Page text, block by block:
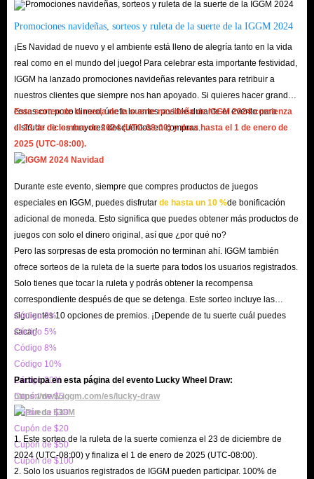
como Weber en Deadsville.
Limpieza de silos de seguridad : después de limpiar el silo de
seguridad de Sigma, recibirás 700 enlaces de energía, un mod de
armadura aleatorio y una fuente de polvo estelar como recompensa.
Human, a menudo recompensan a los jugadores victoriosos con una
gran cantidad de enlaces de energía.
Aunque los enlaces de energía son fáciles de obtener, si necesitas muchos
que compres enlaces de energía Once Human directamente en IGGM.com.
¿Por qué IGGM.com es tu primera opción para
comprar enlaces de energía Once Human?
Once Human. Con años de experiencia en servicios de juegos, podemos
ofrecer precios competitivos de enlaces de energía, entrega ultrarrápida y
servicios de soporte 24 horas al día, 7 días a la semana.
Entrega rápida: después de realizar un pedido con éxito en IGGM.com,
puede comprender completamente el progreso del envío del pedido y, por
lo general, recibe el envío completo en poco tiempo. Sentirá que gastar
algo de dinero en IGGM.com puede relajarte y brindar comodidad a su
mundo de juegos.
Precio económico: si es un nuevo usuario de IGGM.com y desea comprar
Once Human Energy Link, puede comparar el precio de venta con otros
Promociones navideñas, sorteos y ruleta de la suerte de la IGGM 2024
¡Es Navidad de nuevo y el ambiente está lleno de alegría tanto en la vida
real como en el mundo del juego! Para celebrar esta importante festividad,
IGGM ha lanzado promociones navideñas relevantes para retribuir a
nuestros clientes que siempre nos han apoyado. Si quieres hacer grandes
cosas con poco dinero, únete lo antes posible durante el evento para
disfrutar de los mayores descuentos en compras.
Este sorteo de la rueda de la suerte navideña de IGGM 2024 comienza
el 23 de diciembre de 2024 (UTC-08:00) y dura hasta el 1 de enero de
2025 (UTC-08:00).
Durante este evento, siempre que compres productos de juegos
especiales en IGGM, puedes disfrutar de hasta un 10 %de bonificación
adicional de moneda. Esto significa que puedes obtener más productos de
juegos con solo el dinero original, así que ¿por qué no?
Pero las sorpresas de esta promoción no terminan ahí. IGGM también
ofrece sorteos de la ruleta de la suerte para todos los usuarios registrados.
Solo tienes que tocar la ruleta y podrás obtener la recompensa
correspondiente después de que se detenga. Este sorteo incluye las
siguientes 10 opciones de premios. ¡Depende de tu suerte cuál puedes
sacar!
Código 3%
Código 5%
Código 8%
Código 10%
Código 20%
Cupón de $5
Cupón de $10
Cupón de $20
Cupón de $50
Cupón de $100
Participa en esta página del evento Lucky Wheel Draw:
https://www.iggm.com/es/lucky-draw
1. Este sorteo de la ruleta de la suerte comienza el 23 de diciembre de
2024 (UTC-08:00) y finaliza el 1 de enero de 2025 (UTC-08:00).
2. Solo los usuarios registrados de IGGM pueden participar. 100% de